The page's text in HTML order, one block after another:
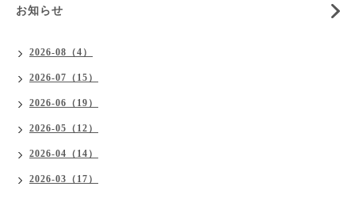
お知らせ
2026-08（4）
2026-07（15）
2026-06（19）
2026-05（12）
2026-04（14）
2026-03（17）